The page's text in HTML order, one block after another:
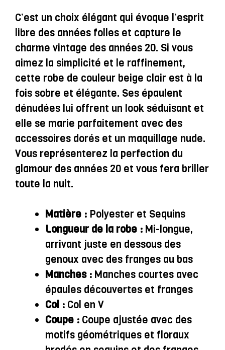
Gwendolyn
C’est un choix élégant qui évoque l’esprit
libre des années folles et capture le
charme vintage des années 20. Si vous
aimez la simplicité et le raffinement,
cette robe de couleur beige clair est à la
fois sobre et élégante. Ses épaulent
dénudées lui offrent un look séduisant et
elle se marie parfaitement avec des
accessoires dorés et un maquillage nude.
Vous représenterez la perfection du
glamour des années 20 et vous fera briller
toute la nuit.
Matière : Polyester et Sequins
Longueur de la robe : Mi-longue,
arrivant juste en dessous des
genoux avec des franges au bas
Manches : Manches courtes avec
épaules découvertes et franges
Col : Col en V
Coupe : Coupe ajustée avec des
motifs géométriques et floraux